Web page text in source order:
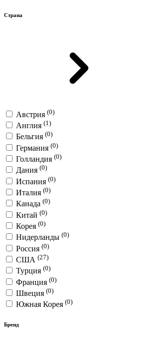
Страна
Австрия (0)
Англия (1)
Бельгия (0)
Германия (0)
Голландия (0)
Дания (0)
Испания (0)
Италия (0)
Канада (0)
Китай (0)
Корея (0)
Нидерланды (0)
Россия (0)
США (27)
Турция (0)
Франция (0)
Швеция (0)
Южная Корея (0)
Бренд